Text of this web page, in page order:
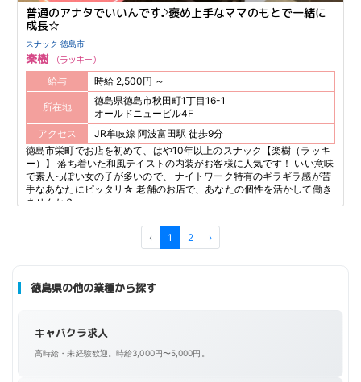
普通のアナタでいいんです♪褒め上手なママのもとで一緒に
成長☆
スナック 徳島市
楽樹 ラッキー
給与 時給 2,500円 ～
所在地
徳島県徳島市秋田町1丁目16-1
オールドニュービル4F
アクセス
JR牟岐線 阿波富田駅 徒歩9分
徳島市栄町でお店を初めて、はや10年以上のスナック【楽樹（ラッキ
ー）】 落ち着いた和風テイストの内装がお客様に人気です！ いい意味
で素人っぽい女の子が多いので、 ナイトワーク特有のギラギラ感が苦
手なあなたにピッタリ☆ 老舗のお店で、あなたの個性を活かして働き
ませんか？
‹ 1 2 ›
徳島県の他の業種から探す
キャバクラ求人
高時給・未経験歓迎。時給3,000円〜5,000円。